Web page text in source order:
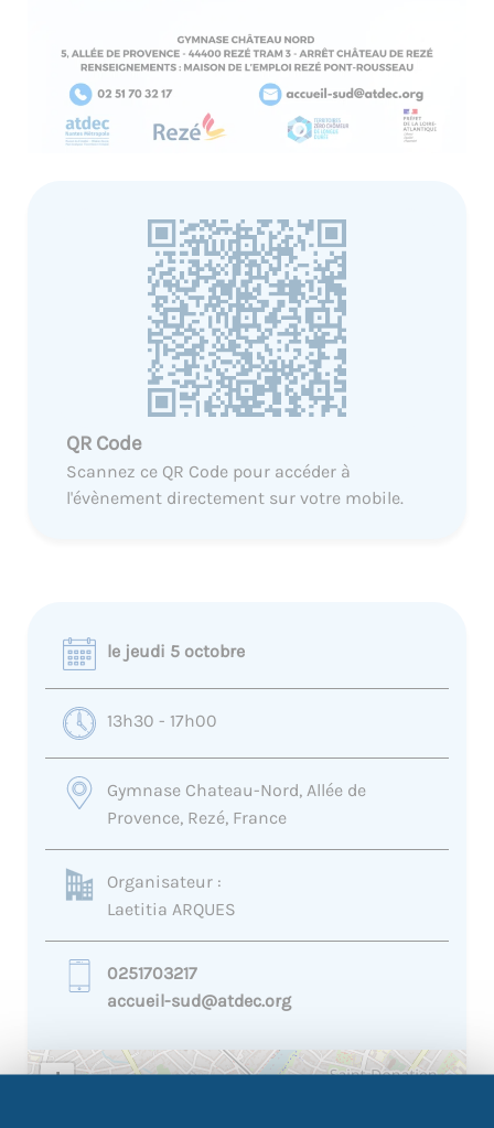
QR Code
Scannez ce QR Code pour accéder à
l'évènement directement sur votre mobile.
le jeudi 5 octobre
13h30 - 17h00
Gymnase Chateau-Nord, Allée de
Provence, Rezé, France
Organisateur :
Laetitia ARQUES
0251703217
accueil-sud@atdec.org
+